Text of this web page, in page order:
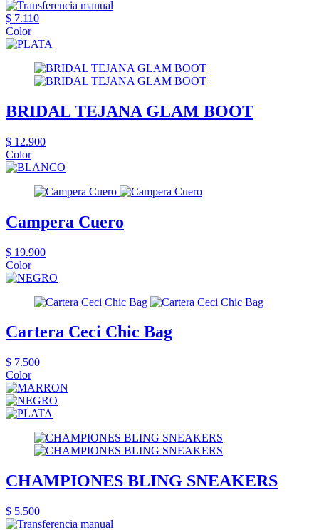
$ 7.110
Color
BRIDAL TEJANA GLAM BOOT
$ 12.900
Color
Campera Cuero
$ 19.900
Color
Cartera Ceci Chic Bag
$ 7.500
Color
CHAMPIONES BLING SNEAKERS
$ 5.500